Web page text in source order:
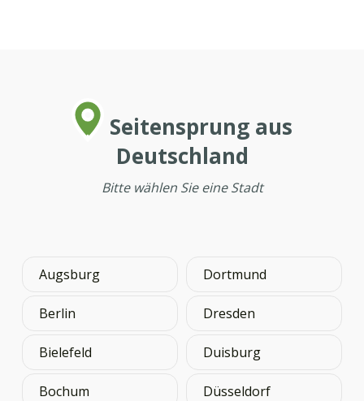
Seitensprung aus
Deutschland
Bitte wählen Sie eine Stadt
Augsburg
Berlin
Bielefeld
Bochum
Dortmund
Dresden
Duisburg
Düsseldorf